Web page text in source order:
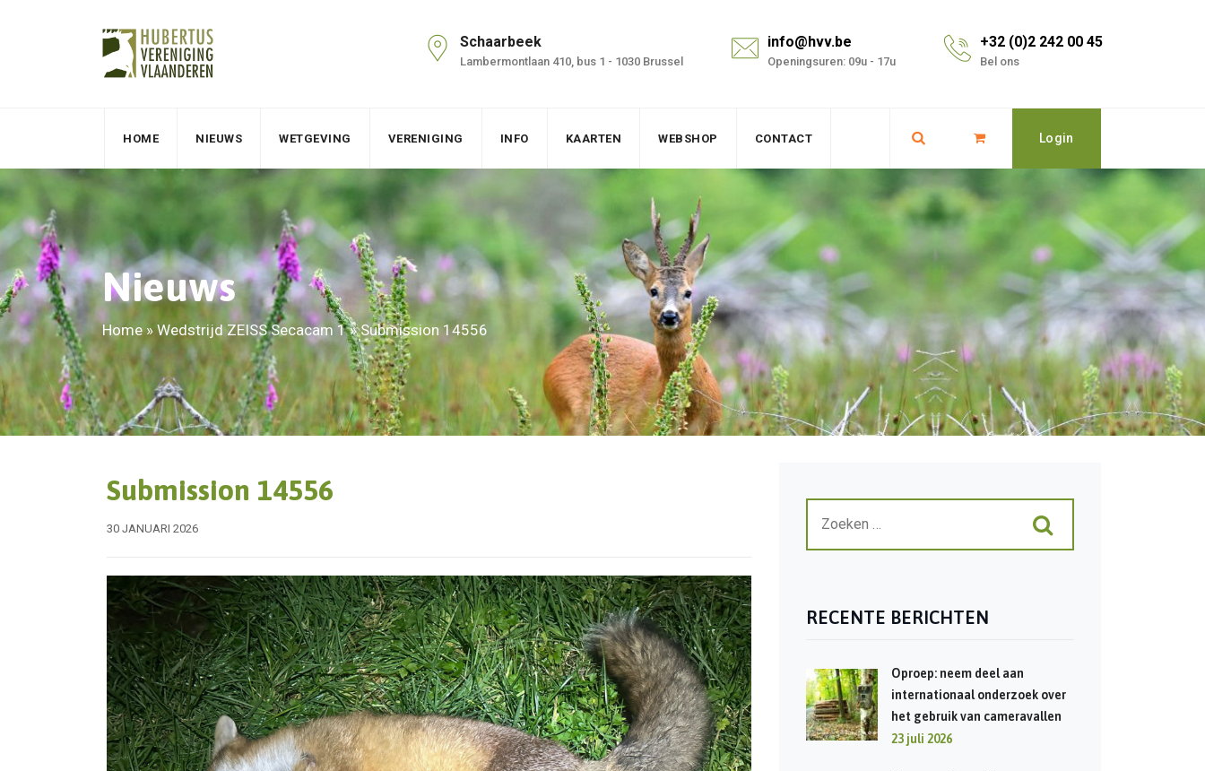
Schaarbeek
Lambermontlaan 410, bus 1 - 1030 Brussel
info@hvv.be
Openingsuren: 09u - 17u
+32 (0)2 242 00 45
Bel ons
HOME NIEUWS WETGEVING VERENIGING INFO KAARTEN WEBSHOP CONTACT Login
Nieuws
Home» Wedstrijd ZEISS Secacam 1»Submission 14556
Submission 14556
30 JANUARI 2026
RECENTE BERICHTEN
Oproep: neem deel aan
internationaal onderzoek over
het gebruik van cameravallen
23 juli 2026